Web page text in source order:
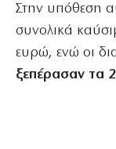
Στην υπόθεση
συνολικά
ευρώ, ενώ οι
ξεπέρασαν τα